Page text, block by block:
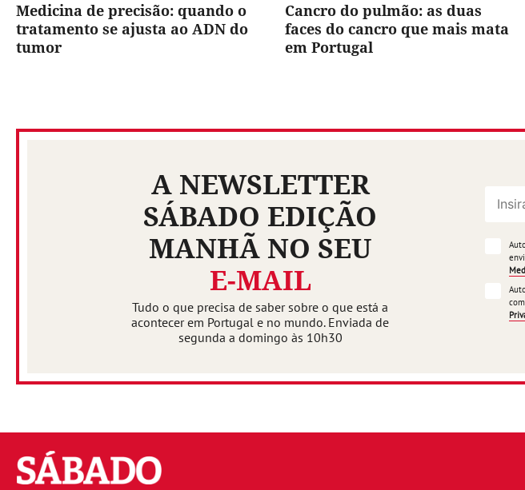
Medicina de precisão: quando o
tratamento se ajusta ao ADN do
tumor
Cancro do pulmão: as duas
faces do cancro que mais mata
em Portugal
A NEWSLETTER
SÁBADO EDIÇÃO
MANHÃ NO SEU
E-MAIL
Tudo o que precisa de saber sobre o que está a
acontecer em Portugal e no mundo. Enviada de
segunda a domingo às 10h30
Sábado